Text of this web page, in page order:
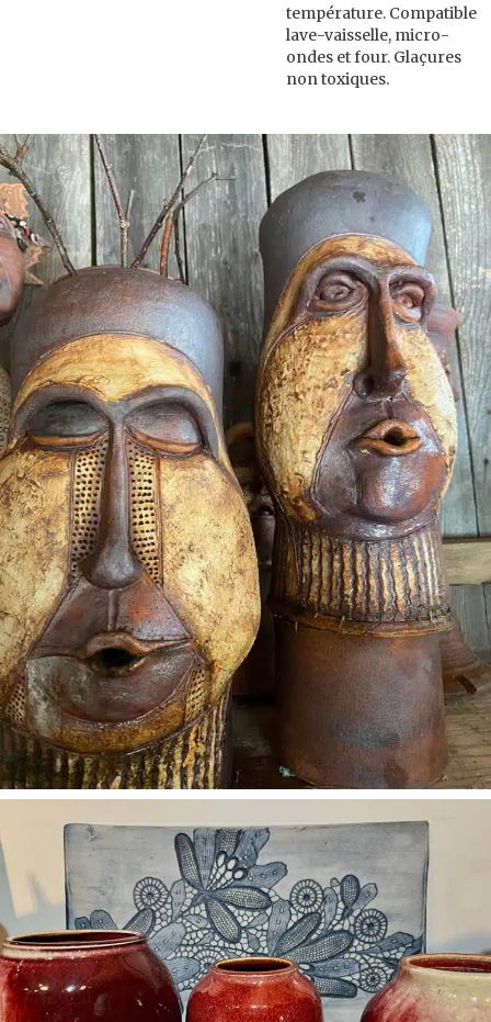
température. Compatible
lave-vaisselle, micro-
ondes et four. Glaçures
non toxiques.